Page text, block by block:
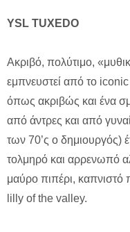
YSL TUXEDO
Ακριβό, πολύτιμο,
εμπνευστεί από το
όπως ακριβώς και ένα
από άντρες και από
των 70’ς ο δημιουργός)
τολμηρό και αρρενωπό
μαύρο πιπέρι, καπνιστό
lilly of the valley.